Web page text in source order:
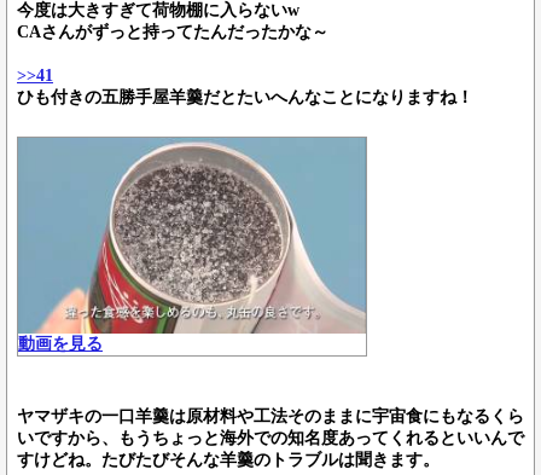
今度は大きすぎて荷物棚に入らないw
CAさんがずっと持ってたんだったかな～
>>41
ひも付きの五勝手屋羊羹だとたいへんなことになりますね！
動画を見る
ヤマザキの一口羊羹は原材料や工法そのままに宇宙食にもなるくら
いですから、もうちょっと海外での知名度あってくれるといいんで
すけどね。たびたびそんな羊羹のトラブルは聞きます。